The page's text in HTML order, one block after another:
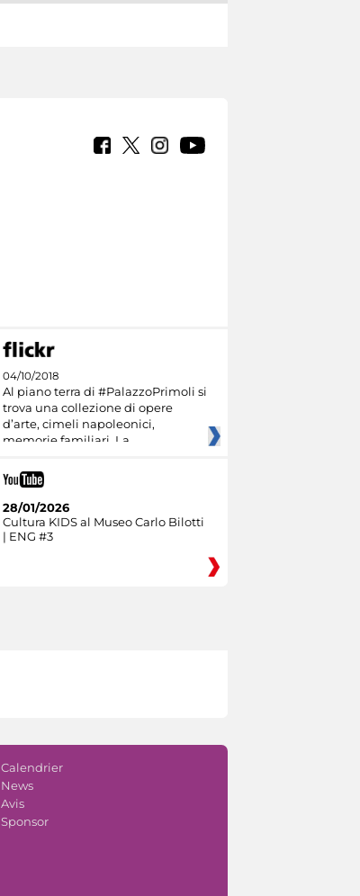
04/10/2018
Al piano terra di #PalazzoPrimoli si
trova una collezione di opere
d’arte, cimeli napoleonici,
memorie familiari. La
28/01/2026
Cultura KIDS al Museo Carlo Bilotti
| ENG #3
Calendrier
News
Avis
Sponsor